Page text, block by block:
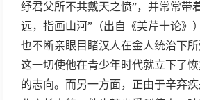
纾君父所不共戴天之愤”，并常常带
远，指画山河”（出自《美芹十论》
也不断亲眼目睹汉人在金人统治下所
这一切使他在青少年时代就立下了
的志向。而另一方面，正由于辛弃